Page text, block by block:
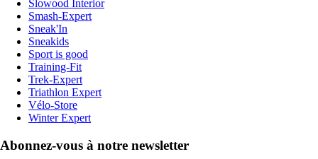
Slowood Interior
Smash-Expert
Sneak'In
Sneakids
Sport is good
Training-Fit
Trek-Expert
Triathlon Expert
Vélo-Store
Winter Expert
Abonnez-vous à notre newsletter